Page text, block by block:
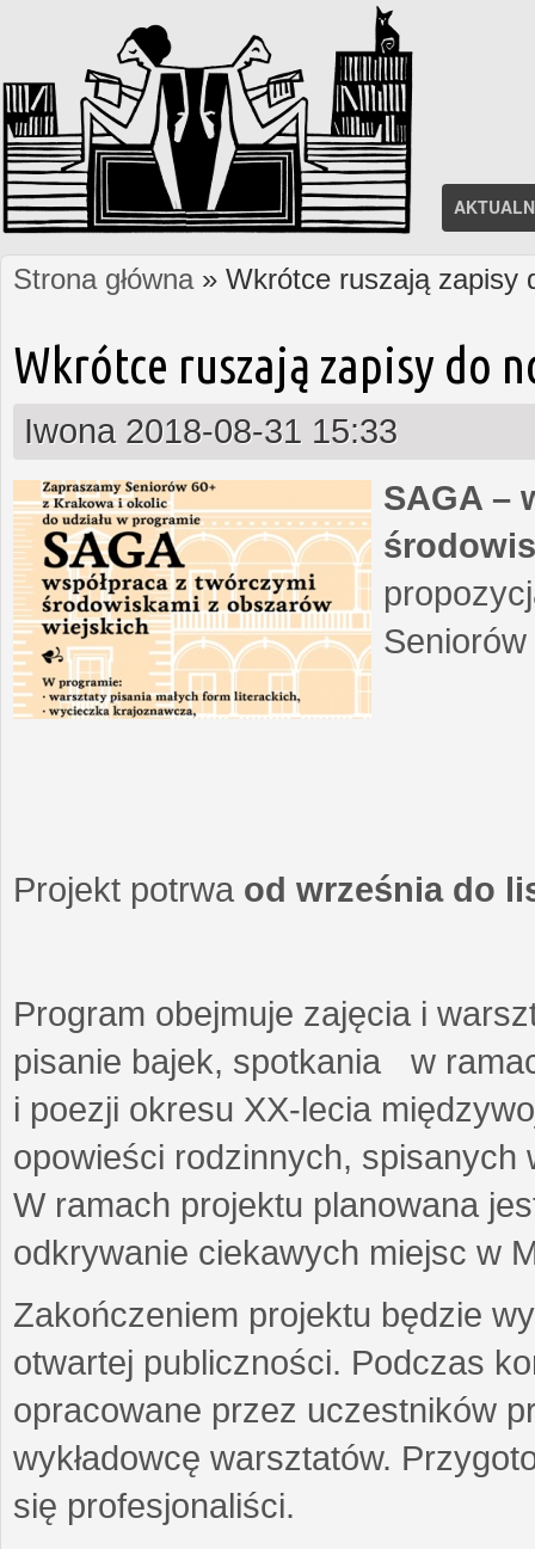
Jesteś tutaj
Strona główna» Wkrótce ruszają zapisy
Wkrótce ruszają zapisy do
Iwona 2018-08-31 15:33
SAGA –
Projekt potrwa od września do
Program obejmuje zajęcia i
pisanie bajek, spotkania w
i poezji okresu XX-lecia
opowieści rodzinnych,
W ramach projektu planowana
odkrywanie ciekawych miejsc w
Zakończeniem projektu będzie
otwartej publiczności. Podczas
opracowane przez uczestników
wykładowcę warsztatów.
się profesjonaliści.